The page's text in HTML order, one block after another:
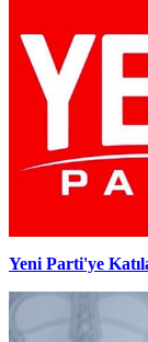
Yeni Parti'ye